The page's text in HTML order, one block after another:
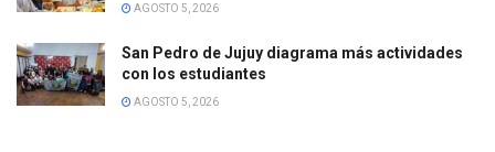
AGOSTO 5, 2026
San Pedro de Jujuy diagrama más actividades
con los estudiantes
AGOSTO 5, 2026